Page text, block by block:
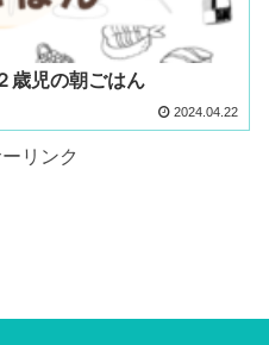
歳児の朝ごはん
2024.04.22
リンク